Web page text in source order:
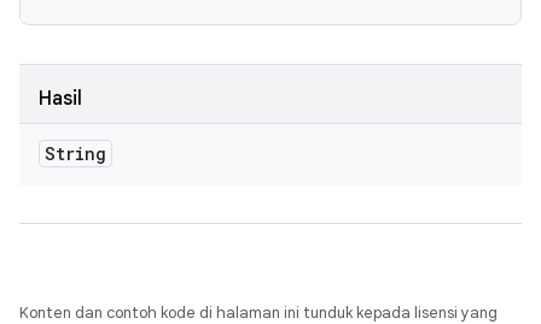
Hasil
String
Konten dan contoh kode di halaman ini tunduk kepada lisensi yang